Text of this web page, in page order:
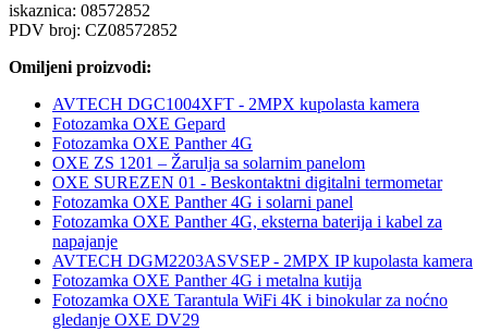
iskaznica: 08572852
PDV broj: CZ08572852
Omiljeni proizvodi:
AVTECH DGC1004XFT - 2MPX kupolasta kamera
Fotozamka OXE Gepard
Fotozamka OXE Panther 4G
OXE ZS 1201 – Žarulja sa solarnim panelom
OXE SUREZEN 01 - Beskontaktni digitalni termometar
Fotozamka OXE Panther 4G i solarni panel
Fotozamka OXE Panther 4G, eksterna baterija i kabel za
napajanje
AVTECH DGM2203ASVSEP - 2MPX IP kupolasta kamera
Fotozamka OXE Panther 4G i metalna kutija
Fotozamka OXE Tarantula WiFi 4K i binokular za noćno
gledanje OXE DV29